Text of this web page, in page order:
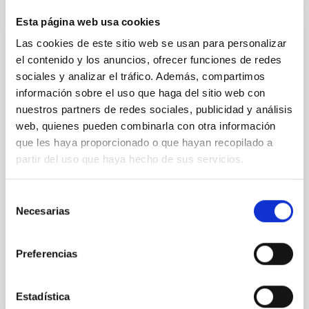
Esta página web usa cookies
Las cookies de este sitio web se usan para personalizar
el contenido y los anuncios, ofrecer funciones de redes
sociales y analizar el tráfico. Además, compartimos
información sobre el uso que haga del sitio web con
nuestros partners de redes sociales, publicidad y análisis
web, quienes pueden combinarla con otra información
que les haya proporcionado o que hayan recopilado a
partir del uso que haya hecho de sus servicios.
Necesarias
Preferencias
Estadística
Convenio de colaboración entre el Istituto
Nacional de Astrofísica (INAF) y el
Instituto de Astrofísica de Canarias (IAC)
para la instalación y operación de la red
ASTRI en el Observatorio del Teide
La instalación y operación de la red ASTRI de
telescopios IACT en el Observatorio del Teide,
Not in force